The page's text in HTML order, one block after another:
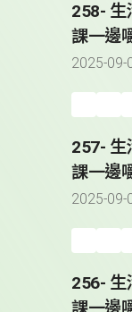
258- 生
課一邊
2025-09-
257- 生
課一邊
2025-09-
256- 生